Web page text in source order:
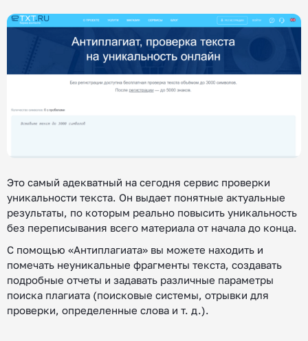
Это самый адекватный на сегодня сервис проверки
уникальности текста. Он выдает понятные актуальные
результаты, по которым реально повысить уникальность
без переписывания всего материала от начала до конца.
С помощью «Антиплагиата» вы можете находить и
помечать неуникальные фрагменты текста, создавать
подробные отчеты и задавать различные параметры
поиска плагиата (поисковые системы, отрывки для
проверки, определенные слова и т. д.).